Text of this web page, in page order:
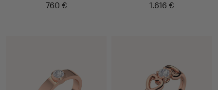
760 € 1.616 €